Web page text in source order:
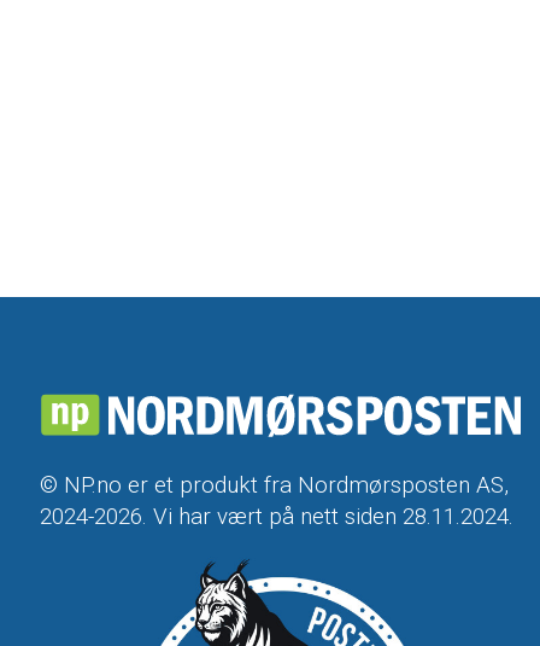
© NP.no er et produkt fra Nordmørsposten AS,
2024-2026. Vi har vært på nett siden 28.11.2024.